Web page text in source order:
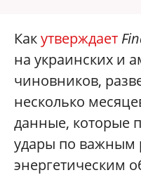
Какутверждает
на украинских и
чиновников,
несколько
данные, которые
удары по важным
энергетическим